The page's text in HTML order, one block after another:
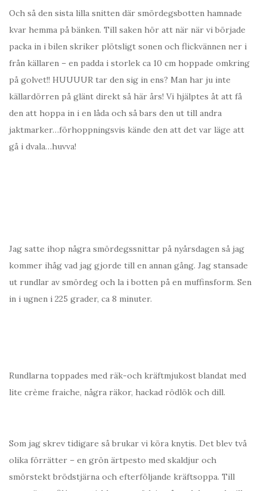
Och så den sista lilla snitten där smördegsbotten hamnade
kvar hemma på bänken. Till saken hör att när när vi började
packa in i bilen skriker plötsligt sonen och flickvännen ner i
från källaren – en padda i storlek ca 10 cm hoppade omkring
på golvet!! HUUUUR tar den sig in ens? Man har ju inte
källardörren på glänt direkt så här års! Vi hjälptes åt att få
den att hoppa in i en låda och så bars den ut till andra
jaktmarker…förhoppningsvis kände den att det var läge att
gå i dvala…huvva!
Jag satte ihop några smördegssnittar på nyårsdagen så jag
kommer ihåg vad jag gjorde till en annan gång. Jag stansade
ut rundlar av smördeg och la i botten på en muffinsform. Sen
in i ugnen i 225 grader, ca 8 minuter.
Rundlarna toppades med räk-och kräftmjukost blandat med
lite crème fraiche, några räkor, hackad rödlök och dill.
Som jag skrev tidigare så brukar vi köra knytis. Det blev två
olika förrätter – en grön ärtpesto med skaldjur och
smörstekt brödstjärna och efterföljande kräftsoppa. Till